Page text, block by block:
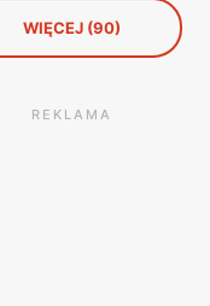
WIĘCEJ (90)
REKLAMA